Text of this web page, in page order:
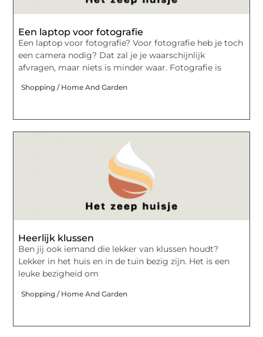
Een laptop voor fotografie
Een laptop voor fotografie? Voor fotografie heb je toch
een camera nodig? Dat zal je je waarschijnlijk
afvragen, maar niets is minder waar. Fotografie is
Shopping / Home And Garden
Heerlijk klussen
Ben jij ook iemand die lekker van klussen houdt?
Lekker in het huis en in de tuin bezig zijn. Het is een
leuke bezigheid om
Shopping / Home And Garden